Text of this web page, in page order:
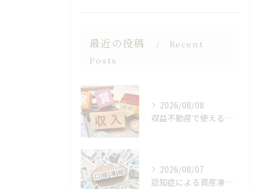
最近の投稿
Recent
Posts
2026/08/08
収益不動産で使える相続対策
2026/08/07
認知症による資産凍結（デッドロック）